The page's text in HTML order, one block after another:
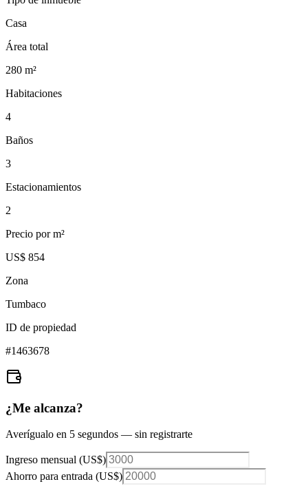
Casa
Área total
280 m²
Habitaciones
4
Baños
3
Estacionamientos
2
Precio por m²
US$ 854
Zona
Tumbaco
ID de propiedad
#1463678
¿Me alcanza?
Averígualo en 5 segundos — sin registrarte
Ingreso mensual (US$)
Ahorro para entrada (US$)